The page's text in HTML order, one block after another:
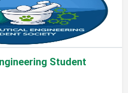
Student